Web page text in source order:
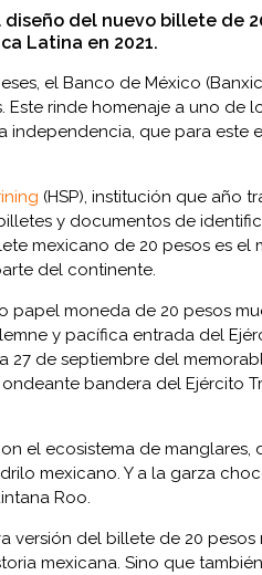
diseño del nuevo billete de
Latina en 2021.
el Banco de México
Este rinde homenaje a uno de
independencia, que para este
(HSP), institución que año
y documentos de
mexicano de 20 pesos es el
del continente.
papel moneda de 20 pesos
y pacífica entrada del
27 de septiembre del
bandera del Ejército
el ecosistema de
mexicano. Y a la garza
Roo.
versión del billete de 20
mexicana. Sino que